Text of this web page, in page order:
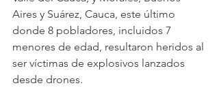
Aires y Suárez, Cauca, este último
donde 8 pobladores, incluidos 7
menores de edad, resultaron heridos al
ser víctimas de explosivos lanzados
desde drones.